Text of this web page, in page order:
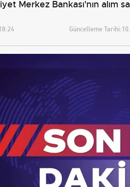
Merkez Bankası'nın alım
Güncelleme Tarihi: